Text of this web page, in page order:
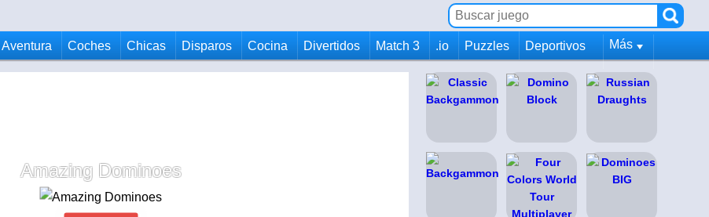
Aventura Coches Chicas Disparos Cocina Divertidos Match 3 .io Puzzles Deportivos Más
Amazing Dominoes